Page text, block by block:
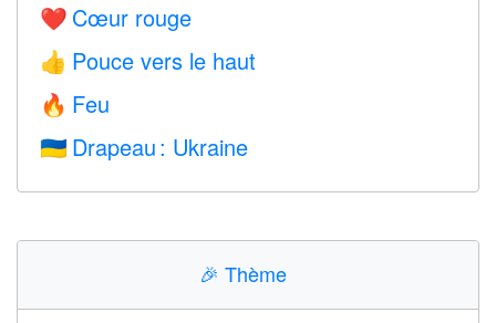
❤️ Cœur rouge
👍 Pouce vers le haut
🔥 Feu
🇺🇦 Drapeau : Ukraine
🎉 Thème